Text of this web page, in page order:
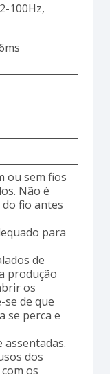
100Hz,
ou sem fios
Não é
fio antes
para
de
produção
os
de que
se perca e
assentadas.
dos
os